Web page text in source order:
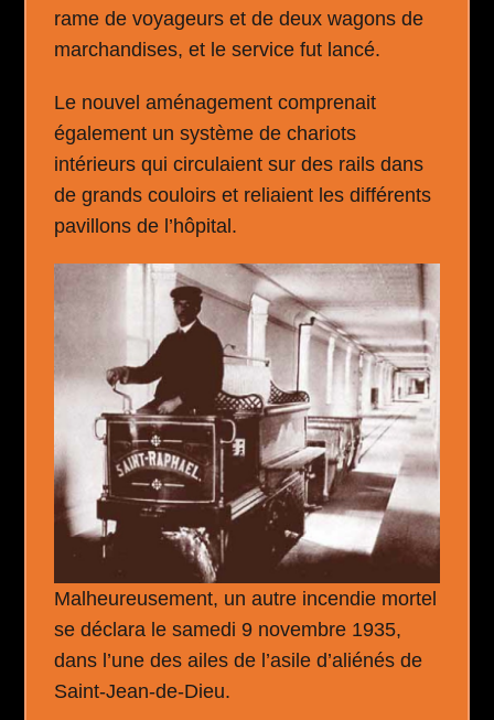
rame de voyageurs et de deux wagons de
marchandises, et le service fut lancé.
Le nouvel aménagement comprenait
également un système de chariots
intérieurs qui circulaient sur des rails dans
de grands couloirs et reliaient les différents
pavillons de l’hôpital.
Malheureusement, un autre incendie mortel
se déclara le samedi 9 novembre 1935,
dans l’une des ailes de l’asile d’aliénés de
Saint-Jean-de-Dieu.